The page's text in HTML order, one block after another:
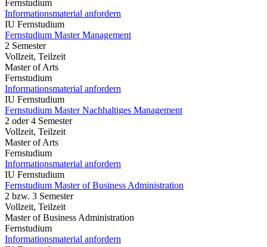
Fernstudium
Informationsmaterial anfordern
IU Fernstudium
Fernstudium Master Management
2 Semester
Vollzeit, Teilzeit
Master of Arts
Fernstudium
Informationsmaterial anfordern
IU Fernstudium
Fernstudium Master Nachhaltiges Management
2 oder 4 Semester
Vollzeit, Teilzeit
Master of Arts
Fernstudium
Informationsmaterial anfordern
IU Fernstudium
Fernstudium Master of Business Administration
2 bzw. 3 Semester
Vollzeit, Teilzeit
Master of Business Administration
Fernstudium
Informationsmaterial anfordern